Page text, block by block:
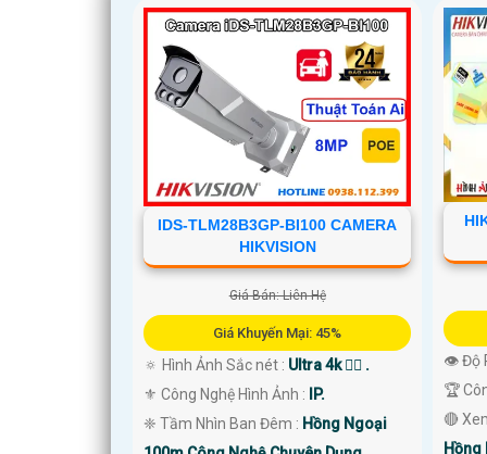
IDS-TLM28B3GP-BI100 CAMERA
HIKVISION
Giá Bán: Liên Hệ
Giá Khuyến Mại: 45%
🔅 Hình Ảnh Sắc nét : Ultra 4k 👍🏾 .
⚜️ Công Nghệ Hình Ảnh :
IP.
❈ Tầm Nhìn Ban Đêm : Hồng Ngoại
👁 Độ
🏆
🔴
Hồng